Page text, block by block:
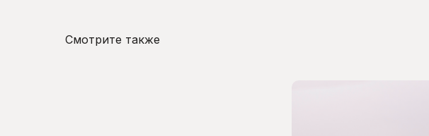
Смотрите также